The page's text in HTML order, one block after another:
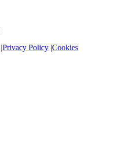
Privacy Policy Cookies